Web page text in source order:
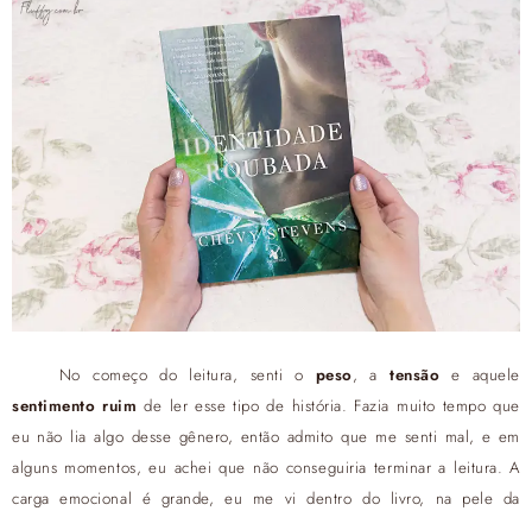
No começo do leitura, senti o peso, atensão e aquele
sentimento ruim de ler esse tipo de história. Fazia muito tempo que
eu não lia algo desse gênero, então admito que me senti mal, e em
alguns momentos, eu achei que não conseguiria terminar a leitura. A
carga emocional é grande, eu me vi dentro do livro, na pele da